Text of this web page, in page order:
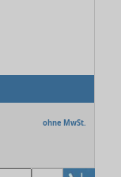
ohne MwSt.